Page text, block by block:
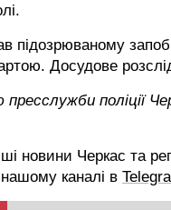
підозрюваному
Досудове
поліції
новини Черкас та
каналі в